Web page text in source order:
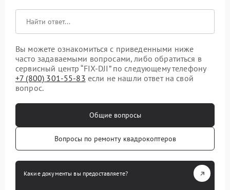
Вы можете ознакомиться с приведенными ниже
часто задаваемыми вопросами, либо обратиться в
сервисный центр “FIX-DJI” по следующему телефону
+7 (800) 301-55-83 если не нашли ответ на свой
вопрос.
Общие вопросы
Вопросы по ремонту квадрокоптеров
Какие документы вы предоставляете?